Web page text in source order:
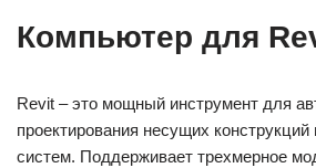
Компьютер для
Revit – это мощный инструмент для
проектирования несущих
систем. Поддерживает трехмерное